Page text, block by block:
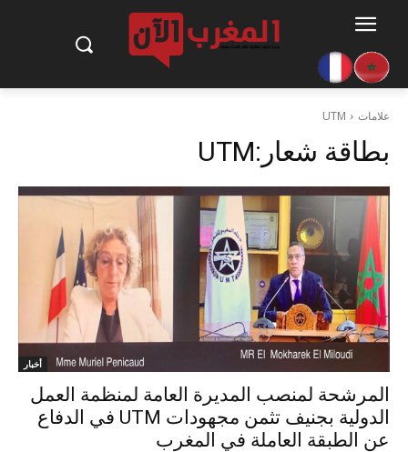
علامات UTM
بطاقة شعار:UTM
أخبار
المرشحة لمنصب المديرة العامة لمنظمة العمل
الدولية بجنيف تثمن مجهودات UTM في الدفاع
عن الطبقة العاملة في المغرب